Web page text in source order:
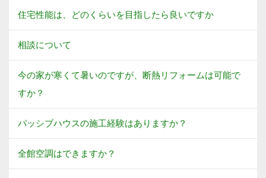
住宅性能は、どのくらいを目指したら良いですか
相談について
今の家が寒くて暑いのですが、断熱リフォームは可能で
すか？
パッシブハウスの施工経験はありますか？
全館空調はできますか？